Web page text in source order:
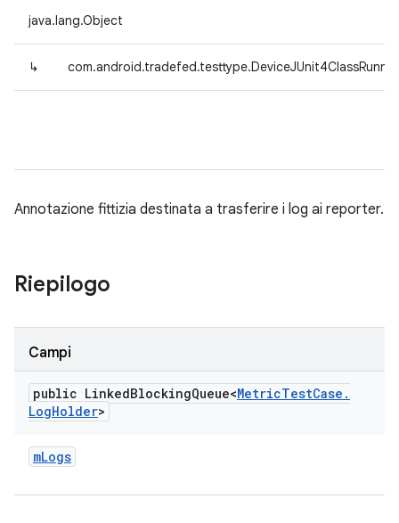
java.lang.Object
↳
Annotazione fittizia destinata a trasferire i log ai reporter.
Riepilogo
Campi
public LinkedBlockingQueue<MetricTestCase .
LogHolder>
mLogs